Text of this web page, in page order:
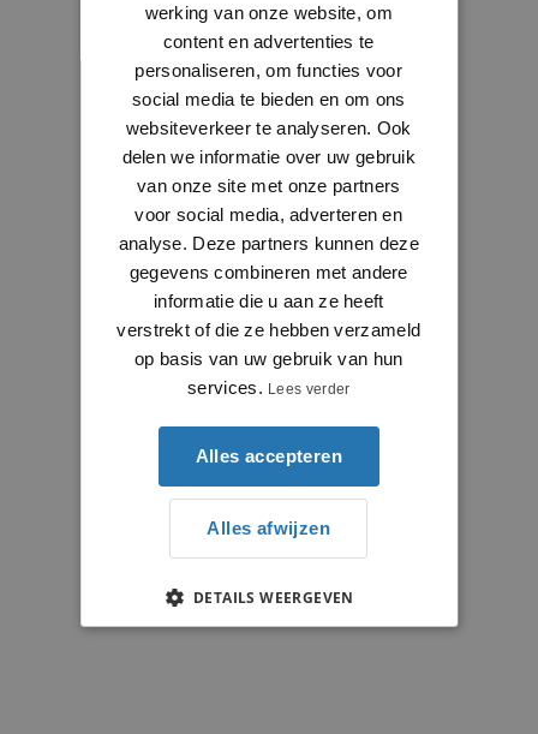
werking van onze website, om
content en advertenties te
personaliseren, om functies voor
social media te bieden en om ons
websiteverkeer te analyseren. Ook
delen we informatie over uw gebruik
van onze site met onze partners
voor social media, adverteren en
analyse. Deze partners kunnen deze
gegevens combineren met andere
informatie die u aan ze heeft
verstrekt of die ze hebben verzameld
op basis van uw gebruik van hun
services.
Lees verder
Alles accepteren
Alles afwijzen
DETAILS WEERGEVEN